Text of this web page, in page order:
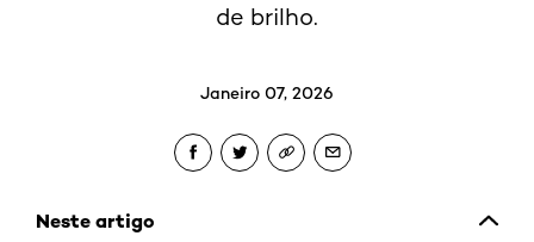
de brilho.
Janeiro 07, 2026
Neste artigo